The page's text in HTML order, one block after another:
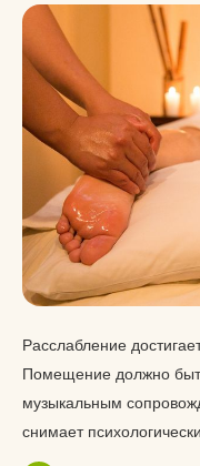
Расслабление
Помещение должно
музыкальным
снимает